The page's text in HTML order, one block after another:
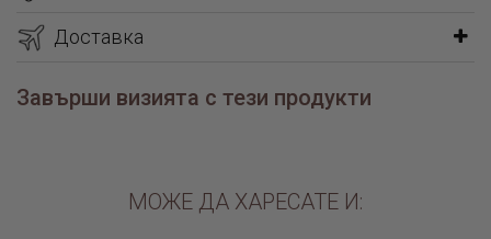
Доставка
Завърши визията с тези продукти
МОЖЕ ДА ХАРЕСАТЕ И: